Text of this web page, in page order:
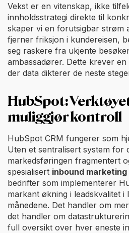
Vekst er en vitenskap, ikke
innholdsstrategi direkte til
skaper vi en forutsigbar strøm
fjerner friksjon i kundereisen,
seg raskere fra ukjente
ambassadører. Dette krever
der data dikterer de neste
HubSpot:
muliggjør kontroll
HubSpot CRM fungerer som
Uten et sentralisert system for
markedsføringen fragmentert
spesialisert inbound
bedrifter som implementerer
markant økning i leadskvalitet
månedene. Det handler om
det handler om
full oversikt over hver eneste